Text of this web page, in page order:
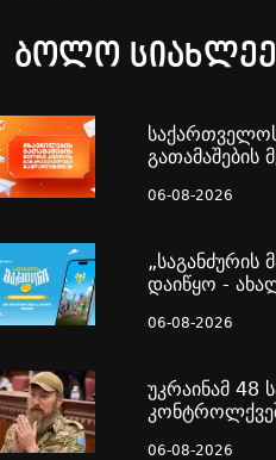
ბოლო
საქართველოს
გათამაშების
06-08-2026
დაიწყო -
06-08-2026
უკრაინამ 48
06-08-2026